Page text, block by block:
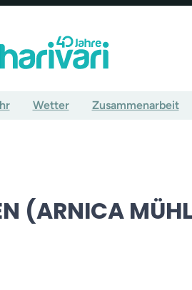
Wetter Zusammenarbeit
(ARNICA